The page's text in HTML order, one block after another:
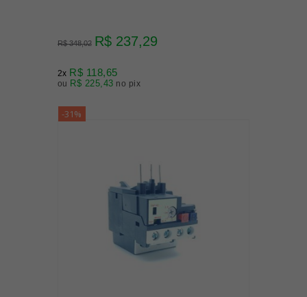
R$ 348,02 R$ 237,29
2x R$ 118,65
ou R$ 225,43 no pix
-31%